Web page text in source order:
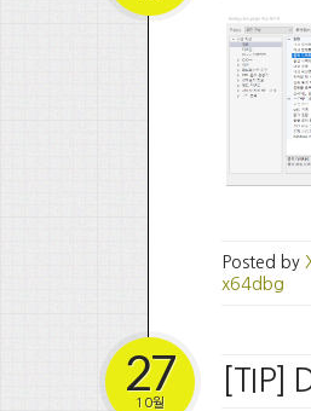
Posted by
x64dbg
[TIP]
27
10월